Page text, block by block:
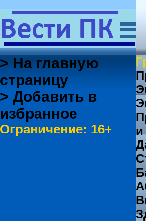
> На главную
страницу
> Добавить в
избранное
Ограничение: 16+